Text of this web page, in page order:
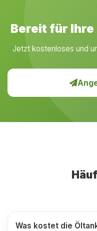
Bereit für
Jetzt kostenloses und
Was kostet die